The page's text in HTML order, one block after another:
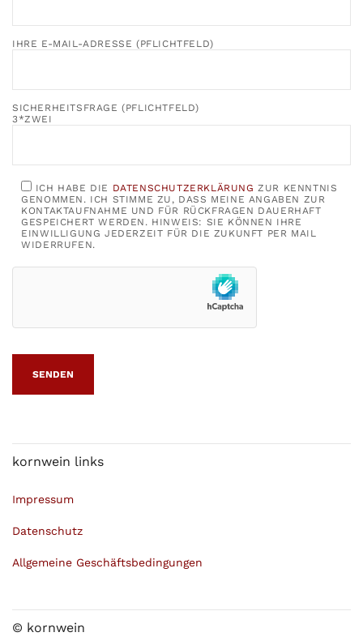
IHRE E-MAIL-ADRESSE (PFLICHTFELD)
SICHERHEITSFRAGE (PFLICHTFELD)
3*ZWEI
ICH HABE DIE DATENSCHUTZERKLÄRUNG ZUR KENNTNIS
GENOMMEN. ICH STIMME ZU, DASS MEINE ANGABEN ZUR
KONTAKTAUFNAHME UND FÜR RÜCKFRAGEN DAUERHAFT
GESPEICHERT WERDEN. HINWEIS: SIE KÖNNEN IHRE
EINWILLIGUNG JEDERZEIT FÜR DIE ZUKUNFT PER MAIL
WIDERRUFEN.
kornwein links
Impressum
Datenschutz
Allgemeine Geschäftsbedingungen
© kornwein